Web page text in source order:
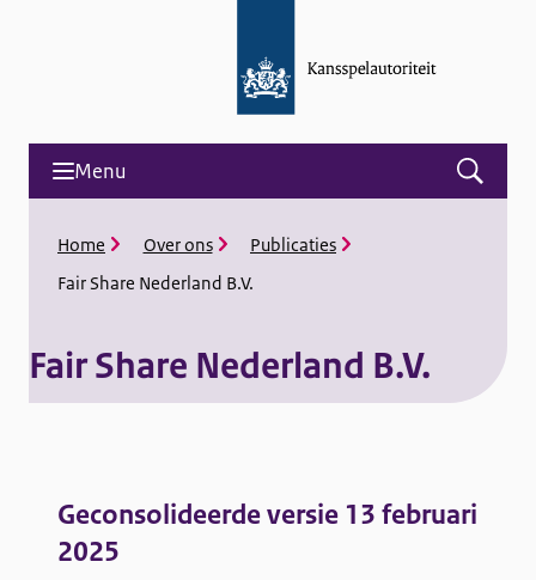
Menu
Open
and
K
u
e
l
p
Home Over ons
Publicaties
Fair Share Nederland B.V.
Fair Share Nederland B.V.
Geconsolideerde versie 13 februari
2025